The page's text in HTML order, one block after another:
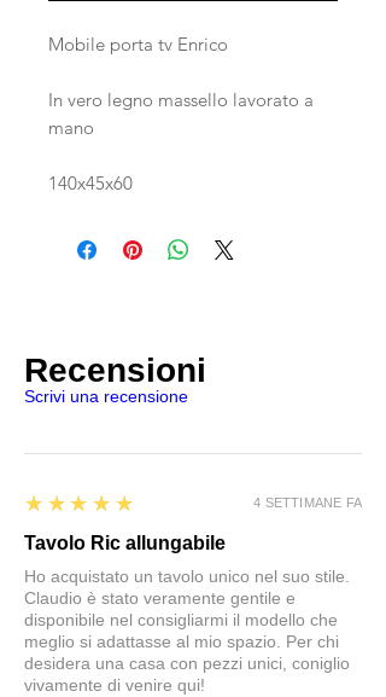
Mobile porta tv Enrico
In vero legno massello lavorato a
mano
140x45x60
Recensioni
Scrivi una recensione
5
★★★★★
Tavolo Ric allungabile
Ho acquistato un tavolo unico nel suo stile.
Claudio è stato veramente gentile e
disponibile nel consigliarmi il modello che
meglio si adattasse al mio spazio. Per chi
desidera una casa con pezzi unici, coniglio
vivamente di venire qui!
4 SETTIMANE FA